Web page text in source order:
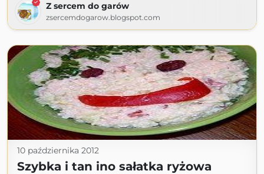
Z sercem do garów
zsercemdogarow.blogspot.com
10 października 2012
Szybka i tan ino sałatka ryżowa